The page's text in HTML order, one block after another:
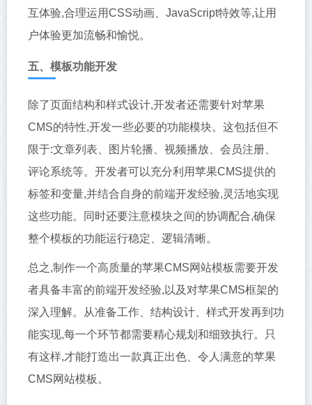
互体验,合理运用CSS动画、JavaScript特效等,让用
户体验更加流畅和愉悦。
五、模板功能开发
除了页面结构和样式设计,开发者还需要针对苹果
CMS的特性,开发一些必要的功能模块。这包括但不
限于:文章列表、图片轮播、视频播放、会员注册、
评论系统等。开发者可以充分利用苹果CMS提供的
标签和变量,并结合自身的前端开发经验,灵活地实现
这些功能。同时还要注意模块之间的协调配合,确保
整个模板的功能运行稳定、逻辑清晰。
总之,制作一个高质量的苹果CMS网站模板需要开发
者具备丰富的前端开发经验,以及对苹果CMS框架的
深入理解。从准备工作、结构设计、样式开发再到功
能实现,每一个环节都需要精心规划和细致执行。只
有这样,才能打造出一款真正出色、令人满意的苹果
CMS网站模板。